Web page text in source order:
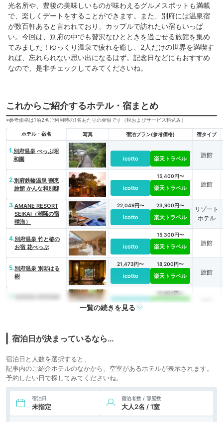
光名所や、豊後の美味しいものが味わえるグルメスポットも満載
で、楽しくデートをすることができます。また、別府には温泉宿
が数百軒あると言われており、カップルで訪れたい宿もいっぱ
い。今回は、別府の中でも贅沢なひとときを過ごせる旅館を集め
てみました！ゆっくり温泉で疲れを癒し、2人だけの世界を満喫す
れば、忘れられない思い出になるはず。記念日などにもおすすめ
なので、是非チェックしてみてくださいね。
これからご紹介するホテル・宿まとめ
※参考価格は1泊2名ご利用時の1名あたりの金額です（税およびサービス料込み）
ホテル・宿名 写真 宿泊プラン(参考価格) 宿タイプ
1.別府温泉 べっぷ昭
和園
icotto 楽天トラベル 旅館
2.別府鉄輪温泉 割烹
旅館 かんな和別邸
icotto
15,400円〜
楽天トラベル 旅館
3.AMANE RESORT
SEIKAI（潮騒の宿
晴海）
22,049円〜
icotto
23,900円〜
楽天トラベル
リゾート
ホテル
4.別府温泉 竹と椿の
お宿 花べっぷ
icotto
15,300円〜
楽天トラベル 旅館
5.別府温泉 別邸はる
樹
21,473円〜
icotto
18,200円〜
楽天トラベル 旅館
icotto
12,800円〜
もみや
一覧の続きを見る
宿泊日が決まっているなら…
宿泊日と人数を選択すると、
記事内のご紹介ホテルのなかから、空室があるホテルが表示されます。
予約したい日で探してみてくださいね。
宿泊日
未指定
宿泊者数 / 部屋数
大人2名 / 1室